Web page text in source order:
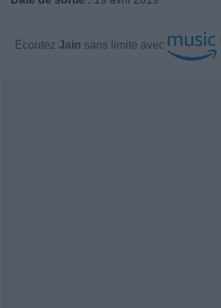
Écoutez Jain sans limite avec